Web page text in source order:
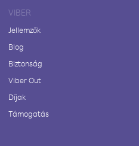
VIBER
Jellemzők
Blog
Biztonság
Viber Out
Díjak
Támogatás